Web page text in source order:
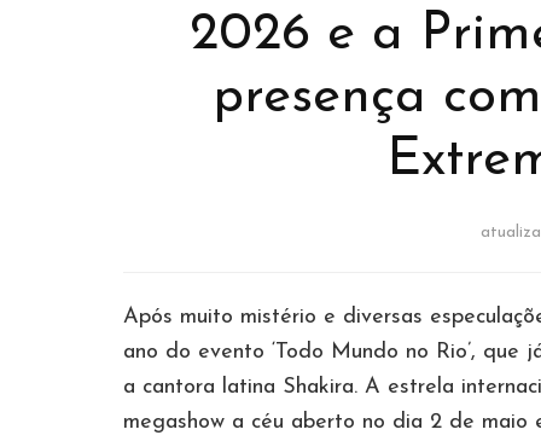
2026 e a
presença
Após muito mistério e diversas
ano do evento ‘Todo Mundo no Rio’, que
a cantora latina Shakira. A estrela
megashow a céu aberto no dia 2 de
BANNER